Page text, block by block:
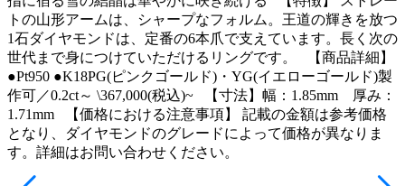
トの山形アームは、シャープなフォルム。王道の輝きを放つ
1石ダイヤモンドは、定番の6本爪で支えています。長く次の
世代まで身につけていただけるリングです。 【商品詳細】
●Pt950 ●K18PG(ピンクゴールド)・YG(イエローゴールド)製
作可／0.2ct～ \367,000(税込)~ 【寸法】幅：1.85mm 厚み：
1.71mm 【価格における注意事項】 記載の金額は参考価格
となり、ダイヤモンドのグレードによって価格が異なりま
す。詳細はお問い合わせください。